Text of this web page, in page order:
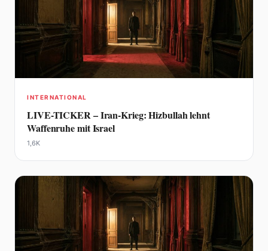
INTERNATIONAL
LIVE-TICKER – Iran-Krieg: Hizbullah lehnt
Waffenruhe mit Israel
1,6K